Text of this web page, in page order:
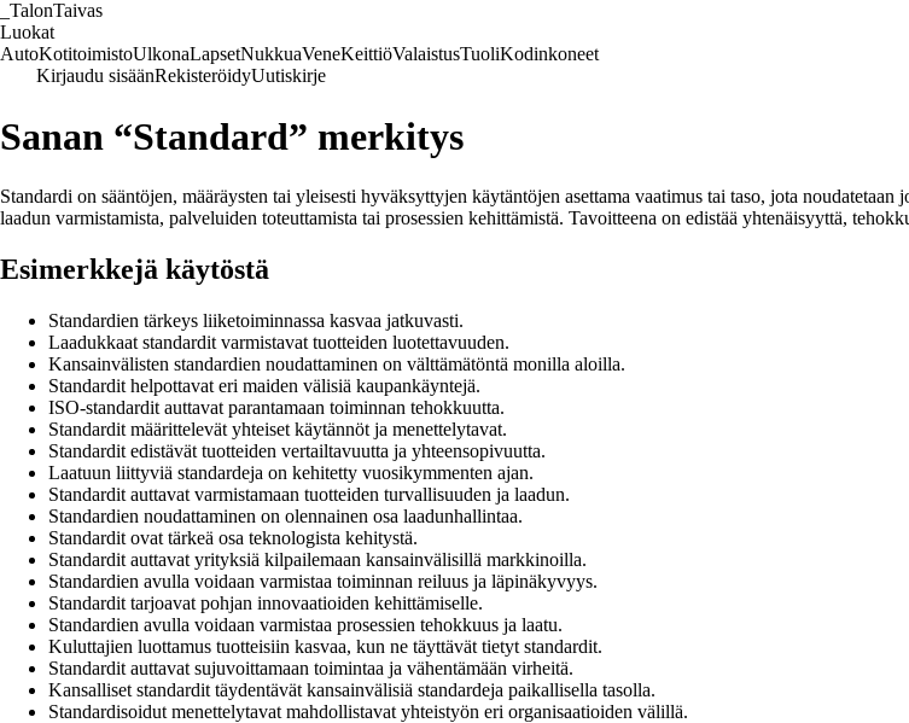
TalonTaivas
Luokat
AutoKotitoimistoUlkonaLapsetNukkuaVeneKeittiöValaistusTuoliKodinkoneet
Kirjaudu sisäänRekisteröidyUutiskirje
Sanan “Standard” merkitys
Standardi on sääntöjen, määräysten tai yleisesti hyväksyttyjen käytäntöjen asettama vaatimus tai taso, jota
laadun varmistamista, palveluiden toteuttamista tai prosessien kehittämistä. Tavoitteena on edistää yhtenäisyyttä,
Esimerkkejä käytöstä
Standardien tärkeys liiketoiminnassa kasvaa jatkuvasti.
Laadukkaat standardit varmistavat tuotteiden luotettavuuden.
Kansainvälisten standardien noudattaminen on välttämätöntä monilla aloilla.
Standardit helpottavat eri maiden välisiä kaupankäyntejä.
ISO-standardit auttavat parantamaan toiminnan tehokkuutta.
Standardit määrittelevät yhteiset käytännöt ja menettelytavat.
Standardit edistävät tuotteiden vertailtavuutta ja yhteensopivuutta.
Laatuun liittyviä standardeja on kehitetty vuosikymmenten ajan.
Standardit auttavat varmistamaan tuotteiden turvallisuuden ja laadun.
Standardien noudattaminen on olennainen osa laadunhallintaa.
Standardit ovat tärkeä osa teknologista kehitystä.
Standardit auttavat yrityksiä kilpailemaan kansainvälisillä markkinoilla.
Standardien avulla voidaan varmistaa toiminnan reiluus ja läpinäkyvyys.
Standardit tarjoavat pohjan innovaatioiden kehittämiselle.
Standardien avulla voidaan varmistaa prosessien tehokkuus ja laatu.
Kuluttajien luottamus tuotteisiin kasvaa, kun ne täyttävät tietyt standardit.
Standardit auttavat sujuvoittamaan toimintaa ja vähentämään virheitä.
Kansalliset standardit täydentävät kansainvälisiä standardeja paikallisella tasolla.
Standardisoidut menettelytavat mahdollistavat yhteistyön eri organisaatioiden välillä.